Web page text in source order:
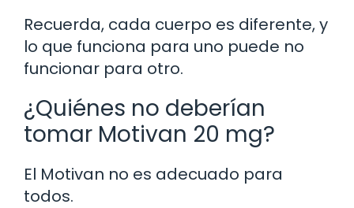
Recuerda, cada cuerpo es diferente, y
lo que funciona para uno puede no
funcionar para otro.
¿Quiénes no deberían
tomar Motivan 20 mg?
El Motivan no es adecuado para
todos.